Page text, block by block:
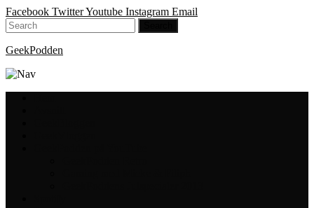
Facebook TwitterYoutube Instagram Email
GeekPodden